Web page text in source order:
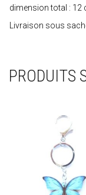
dimension total : 12
Livraison sous
PRODUITS